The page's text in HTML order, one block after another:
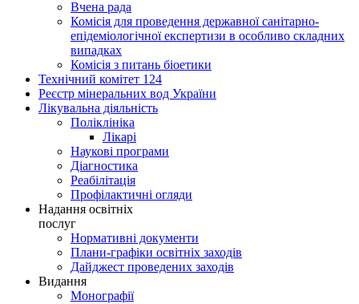
Вчена рада
Комісія для проведення державної санітарно-
епідеміологічної експертизи в особливо складних
випадках
Комісія з питань біоетики
Технічний комітет 124
Реєстр мінеральних вод України
Лікувальна діяльність
Поліклініка
Лікарі
Наукові програми
Діагностика
Реабілітація
Профілактичні огляди
Надання освітніх
послуг
Нормативні документи
Плани-графіки освітніх заходів
Дайджест проведених заходів
Видання
Монографії